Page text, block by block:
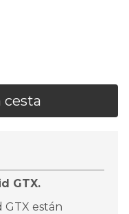
cesta
GTX.
GTX están